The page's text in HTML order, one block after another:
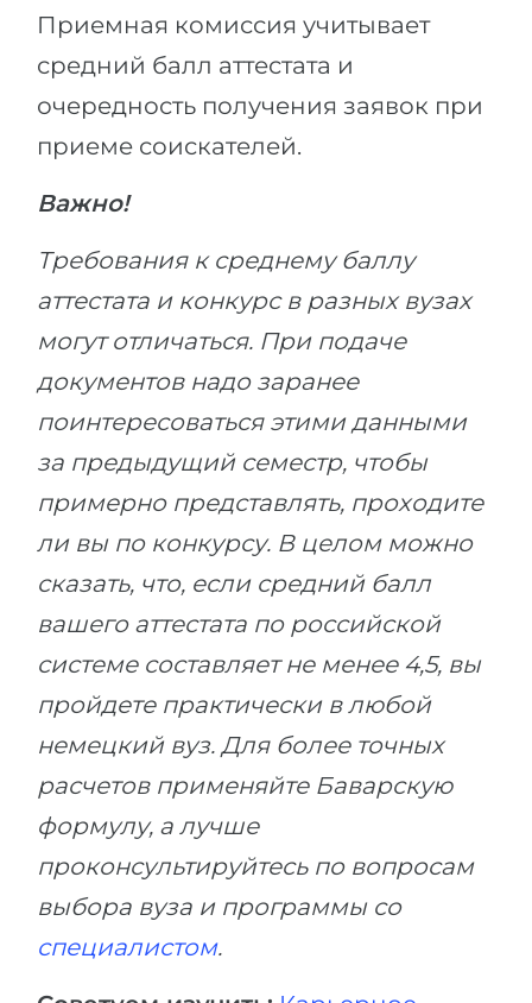
Приемная комиссия учитывает
средний балл аттестата и
очередность получения заявок при
приеме соискателей.
Важно!
Требования к среднему баллу
аттестата и конкурс в разных вузах
могут отличаться. При подаче
документов надо заранее
поинтересоваться этими данными
за предыдущий семестр, чтобы
примерно представлять, проходите
ли вы по конкурсу. В целом можно
сказать, что, если средний балл
вашего аттестата по российской
системе составляет не менее 4,5, вы
пройдете практически в любой
немецкий вуз. Для более точных
расчетов применяйте Баварскую
формулу, а лучше
проконсультируйтесь по вопросам
выбора вуза и программы со
специалистом.